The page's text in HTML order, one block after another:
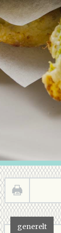
generelt